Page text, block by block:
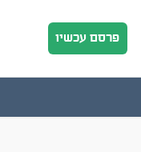
פרסם עכשיו